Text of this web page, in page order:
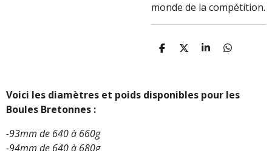
monde de la compétition.
P
G
P
A
G
P
G
P
A
G
Voici les diamètres et poids disponibles pour les
Boules Bretonnes :
-93mm de 640 à 660g
-94mm de 640 à 680g